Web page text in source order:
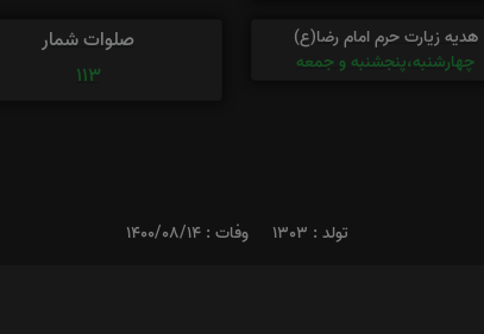
هدیه زیارت حرم امام رضا(ع)
چهارشنبه،پنجشنبه و جمعه
صلوات شمار
113
تولد : 1303 وفات : 1400/08/14